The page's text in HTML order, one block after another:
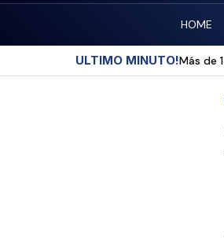
HOME
ULTIMO MINUTO!Más de